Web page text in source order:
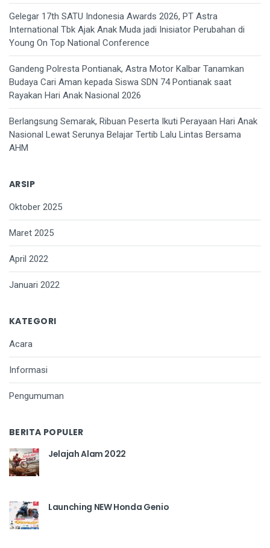
Gelegar 17th SATU Indonesia Awards 2026, PT Astra
International Tbk Ajak Anak Muda jadi Inisiator Perubahan di
Young On Top National Conference
Gandeng Polresta Pontianak, Astra Motor Kalbar Tanamkan
Budaya Cari Aman kepada Siswa SDN 74 Pontianak saat
Rayakan Hari Anak Nasional 2026
Berlangsung Semarak, Ribuan Peserta Ikuti Perayaan Hari Anak
Nasional Lewat Serunya Belajar Tertib Lalu Lintas Bersama
AHM
ARSIP
Oktober 2025
Maret 2025
April 2022
Januari 2022
KATEGORI
Acara
Informasi
Pengumuman
BERITA POPULER
Jelajah Alam 2022
Launching NEW Honda Genio